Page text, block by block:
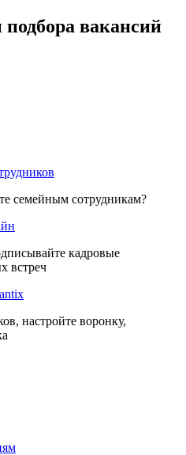
вакансий
семейным сотрудникам?
кадровые
встреч
настройте воронку,